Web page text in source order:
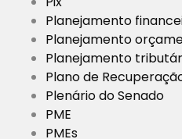
Planejamento
Planejamento
Planejamento
Plano de
Plenário do Senado
PME
PMEs